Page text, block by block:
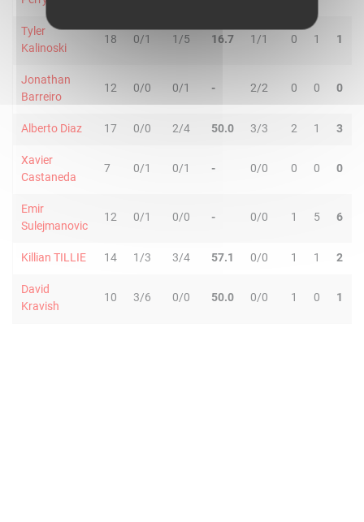
Tyler
Kalinoski
18 0/1 1/5 16.7 1/1 0 1 1
Jonathan
Barreiro
12 0/0 0/1 - 2/2 0 0 0
Alberto Diaz 17 0/0 2/4 50.0 3/3 2 1 3
Xavier
Castaneda
7 0/1 0/1 - 0/0 0 0 0
Emir
Sulejmanovic
12 0/1 0/0 - 0/0 1 5 6
Killian TILLIE 14 1/3 3/4 57.1 0/0 1 1 2
David
Kravish
10 3/6 0/0 50.0 0/0 1 0 1